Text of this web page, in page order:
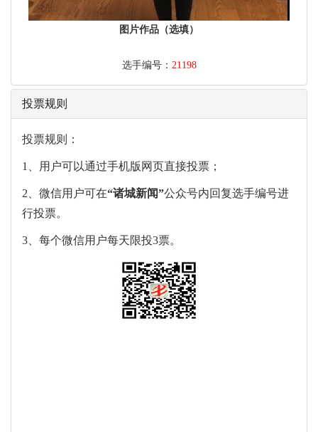
图片作品（选填）
选手编号： 21198
投票规则
投票规则：
1、用户可以通过手机版网页直接投票；
2、微信用户可在“诸城新闻”公众号内回复选手编号进
行投票。
3、每个微信用户每天限投3票。